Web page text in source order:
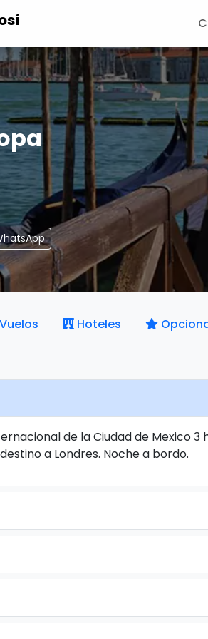
Vuelos Hoteles
de la Ciudad de Mexico 3
a Londres. Noche a bordo.